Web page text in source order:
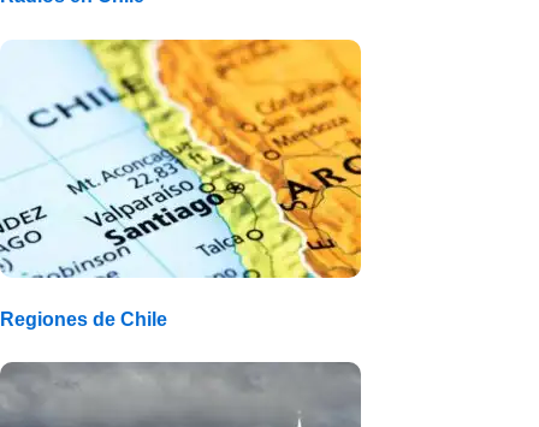
Regiones de Chile